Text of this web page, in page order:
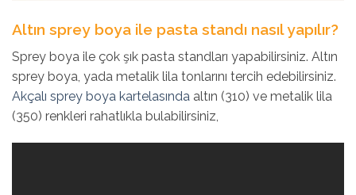
Altın sprey boya ile pasta standı nasıl yapılır?
Sprey boya ile çok şık pasta standları yapabilirsiniz. Altın
sprey boya, yada metalik lila tonlarını tercih edebilirsiniz.
Akçalı sprey boya kartelasında altın (310) ve metalik lila
(350) renkleri rahatlıkla bulabilirsiniz,